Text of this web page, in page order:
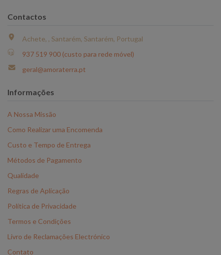
Contactos
Achete, , Santarém, Santarém, Portugal
937 519 900 (custo para rede móvel)
geral@amoraterra.pt
Informações
A Nossa Missão
Como Realizar uma Encomenda
Custo e Tempo de Entrega
Métodos de Pagamento
Qualidade
Regras de Aplicação
Política de Privacidade
Termos e Condições
Livro de Reclamações Electrónico
Contato